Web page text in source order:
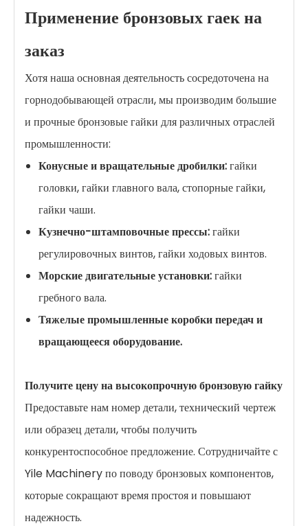
Применение бронзовых гаек на
заказ
Хотя наша основная деятельность сосредоточена на
горнодобывающей отрасли, мы производим большие
и прочные бронзовые гайки для различных отраслей
промышленности:
Конусные и вращательные дробилки:гайки
головки, гайки главного вала, стопорные гайки,
гайки чаши.
Кузнечно-штамповочные прессы:гайки
регулировочных винтов, гайки ходовых винтов.
Морские двигательные установки:гайки
гребного вала.
Тяжелые промышленные коробки передач и
вращающееся оборудование.
Получите цену на высокопрочную бронзовую гайку
Предоставьте нам номер детали, технический чертеж
или образец детали, чтобы получить
конкурентоспособное предложение. Сотрудничайте с
Yile Machinery по поводу бронзовых компонентов,
которые сокращают время простоя и повышают
надежность.